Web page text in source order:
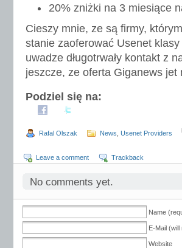
20% zniżki na 3 miesiące
Cieszy mnie, ze są firmy,
stanie zaoferować Usenet
uwadze długotrwały kontakt z
jeszcze, ze oferta Giganews
Podziel się na:
Rafal Olszak News Usenet Providers
Leave a comment Trackback
No comments yet.
Name
E-Mail
Website